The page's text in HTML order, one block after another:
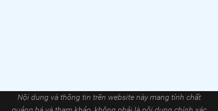
Nội dung và thông tin trên website này mang tính chất